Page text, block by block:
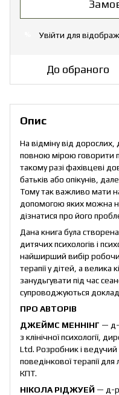
Увійти для
До обраного
Опис
На відміну від дорослих,
повною мірою говорити
такому разі фахівцеві
батьків або опікунів,
Тому так важливо мати
допомогою яких можна
дізнатися про його
Дана книга була
дитячих психологів і
найширший вибір
терапії у дітей, а велика
занудьгувати під час
супроводжуються
ПРО АВТОРІВ
ДЖЕЙМС МЕННІНГ — д-
з клінічної психології,
Ltd. Розробник і ведучий
поведінкової терапії
КПТ.
НІКОЛА РІДЖУЕЙ — д-р